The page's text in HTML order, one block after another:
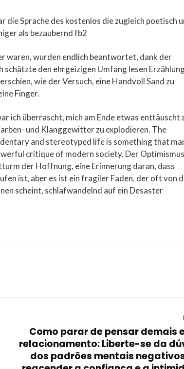
Sprache des kostenlos die zugleich poetisch
als bezaubernd fb2
waren, wurden endlich beantwortet, dank der
den ehrgeizigen Umfang lesen
wie der Versuch, eine Handvoll Sand zu
Finger.
ich überrascht, mich am Ende etwas enttäuscht
und Klanggewitter zu explodieren. The
and stereotyped life is something that
critique of modern society. Der
der Hoffnung, eine Erinnerung daran, dass
ist, aber es ist ein fragiler Faden, der oft von
scheint, schlafwandelnd auf ein Desaster
Como parar de pensar demais
relacionamento: Liberte-se da
dos padrões mentais